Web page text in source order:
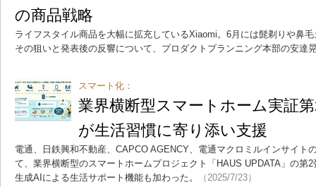
の商品戦略
ライフスタイル商品を大幅に拡充しているXiaomi。6月には髭剃りや鼻
その狙いと発表後の反響について、プロダクトプランニング本部の安達
スマート化：
業界横断型スマートホーム実証
が生活習慣に寄り添い支援
電通、日鉄興和不動産、CAPCO AGENCY、電通マクロミルインサイト
て、業界横断型のスマートホームプロジェクト「HAUS UPDATA」の第
生成AIによる生活サポート機能も加わった。
（2025/7/23）